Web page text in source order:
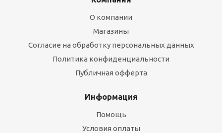
О компании
Магазины
Согласие на обработку персональных данных
Политика конфиденциальности
Публичная офферта
Информация
Помощь
Условия оплаты